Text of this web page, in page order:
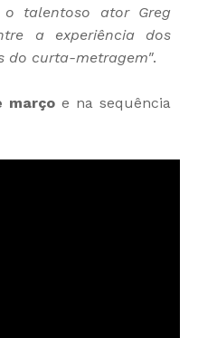
talentoso ator Greg
a experiência dos
do curta-metragem".
marçoe na sequência